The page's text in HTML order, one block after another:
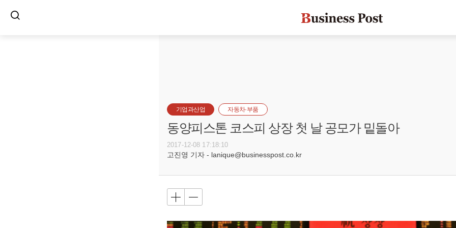
기업과산업 자동차·부품
동양피스톤 코스피 상장 첫 날 공모가 밑돌아
2017-12-08 17:18:10
고진영 기자 - lanique@businesspost.co.kr